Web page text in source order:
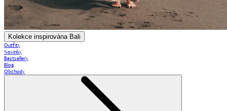
Kolekce inspirována Bali
Outfity
Novinky
Bestsellery
Blog
Obchody